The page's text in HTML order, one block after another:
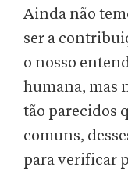
Ainda não
ser a
o nosso
humana, mas
tão parecidos
comuns,
para verificar